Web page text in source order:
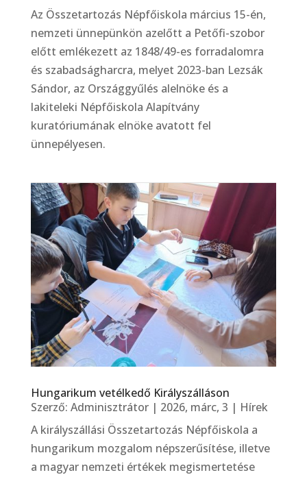
Az Összetartozás Népfőiskola március 15-én,
nemzeti ünnepünkön azelőtt a Petőfi-szobor
előtt emlékezett az 1848/49-es forradalomra
és szabadságharcra, melyet 2023-ban Lezsák
Sándor, az Országgyűlés alelnöke és a
lakiteleki Népfőiskola Alapítvány
kuratóriumának elnöke avatott fel
ünnepélyesen.
Hungarikum vetélkedő Királyszálláson
Szerző: Adminisztrátor| 2026, márc, 3 | Hírek
A királyszállási Összetartozás Népfőiskola a
hungarikum mozgalom népszerűsítése, illetve
a magyar nemzeti értékek megismertetése